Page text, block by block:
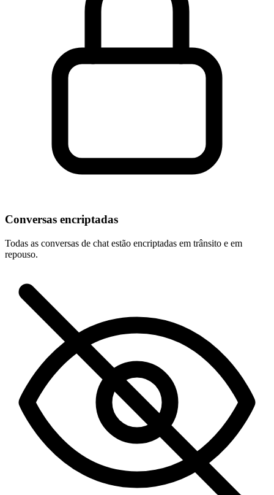
Conversas encriptadas
Todas as conversas de chat estão encriptadas em trânsito e em
repouso.